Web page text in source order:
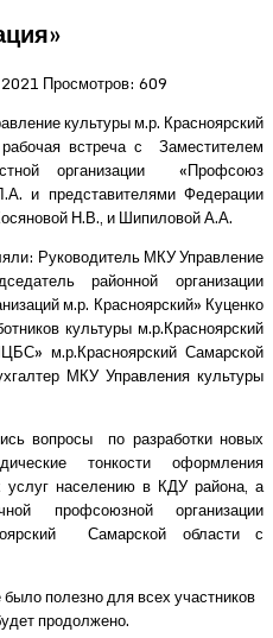
Просмотров: 609
культуры м.р. Красноярский
встреча с Заместителем
организации «Профсоюз
и представителями Федерации
Н.В., и Шипиловой А.А.
Руководитель МКУ Управление
районной организации
м.р. Красноярский» Куценко
культуры м.р.Красноярский
м.р.Красноярский Самарской
МКУ Управления культуры
вопросы по разработки новых
тонкости оформления
услуг населению в КДУ района, а
профсоюзной организации
Самарской области с
полезно для всех участников
продолжено.